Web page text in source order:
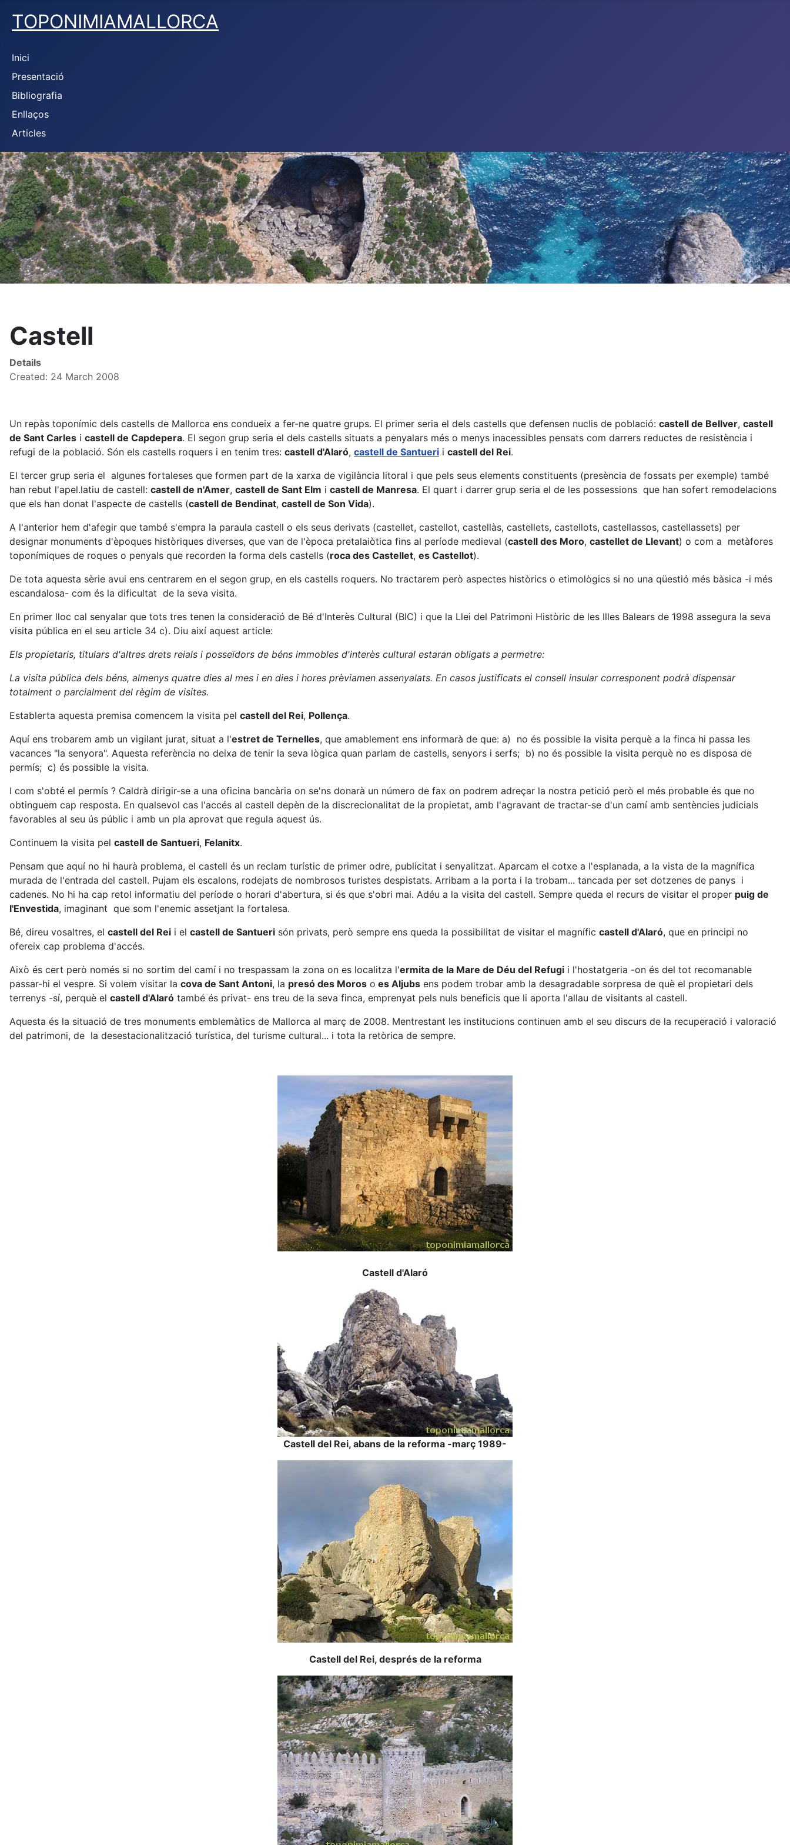
TOPONIMIAMALLORCA
Inici
Presentació
Bibliografia
Enllaços
Articles
Castell
Details
Created: 24 March 2008
Un repàs toponímic dels castells de Mallorca ens condueix a fer-ne quatre grups. El primer seria el dels castells que defensen nuclis de població: castell de Bellver, castell
de Sant Carles i castell de Capdepera. El segon grup seria el dels castells situats a penyalars més o menys inacessibles pensats com darrers reductes de resistència i
refugi de la població. Són els castells roquers i en tenim tres: castell d'Alaró, castell de Santueri i castell del Rei.
El tercer grup seria el algunes fortaleses que formen part de la xarxa de vigilància litoral i que pels seus elements constituents (presència de fossats per exemple) també
han rebut l'apel.latiu de castell: castell de n'Amer, castell de Sant Elm i castell de Manresa. El quart i darrer grup seria el de les possessions que han sofert remodelacions
que els han donat l'aspecte de castells (castell de Bendinat, castell de Son Vida).
A l'anterior hem d'afegir que també s'empra la paraula castell o els seus derivats (castellet, castellot, castellàs, castellets, castellots, castellassos, castellassets) per
designar monuments d'èpoques històriques diverses, que van de l'època pretalaiòtica fins al període medieval (castell des Moro, castellet de Llevant) o com a metàfores
toponímiques de roques o penyals que recorden la forma dels castells (roca des Castellet, es Castellot).
De tota aquesta sèrie avui ens centrarem en el segon grup, en els castells roquers. No tractarem però aspectes històrics o etimològics si no una qüestió més bàsica -i més
escandalosa- com és la dificultat de la seva visita.
En primer lloc cal senyalar que tots tres tenen la consideració de Bé d'Interès Cultural (BIC) i que la Llei del Patrimoni Històric de les Illes Balears de 1998 assegura la seva
visita pública en el seu article 34 c). Diu així aquest article:
Els propietaris, titulars d'altres drets reials i posseïdors de béns immobles d'interès cultural estaran obligats a permetre:
La visita pública dels béns, almenys quatre dies al mes i en dies i hores prèviamen assenyalats. En casos justificats el consell insular corresponent podrà dispensar
totalment o parcialment del règim de visites.
Establerta aquesta premisa comencem la visita pel castell del Rei, Pollença.
Aquí ens trobarem amb un vigilant jurat, situat a l'estret de Ternelles, que amablement ens informarà de que: a) no és possible la visita perquè a la finca hi passa les
vacances "la senyora". Aquesta referència no deixa de tenir la seva lògica quan parlam de castells, senyors i serfs; b) no és possible la visita perquè no es disposa de
permís; c) és possible la visita.
I com s'obté el permís ? Caldrà dirigir-se a una oficina bancària on se'ns donarà un número de fax on podrem adreçar la nostra petició però el més probable és que no
obtinguem cap resposta. En qualsevol cas l'accés al castell depèn de la discrecionalitat de la propietat, amb l'agravant de tractar-se d'un camí amb sentències judicials
favorables al seu ús públic i amb un pla aprovat que regula aquest ús.
Continuem la visita pel castell de Santueri, Felanitx.
Pensam que aquí no hi haurà problema, el castell és un reclam turístic de primer odre, publicitat i senyalitzat. Aparcam el cotxe a l'esplanada, a la vista de la magnífica
murada de l'entrada del castell. Pujam els escalons, rodejats de nombrosos turistes despistats. Arribam a la porta i la trobam... tancada per set dotzenes de panys i
cadenes. No hi ha cap retol informatiu del període o horari d'abertura, si és que s'obri mai. Adéu a la visita del castell. Sempre queda el recurs de visitar el proper puig de
l'Envestida, imaginant que som l'enemic assetjant la fortalesa.
Bé, direu vosaltres, el castell del Rei i el castell de Santueri són privats, però sempre ens queda la possibilitat de visitar el magnífic castell d'Alaró, que en principi no
ofereix cap problema d'accés.
Això és cert però només si no sortim del camí i no trespassam la zona on es localitza l'ermita de la Mare de Déu del Refugi i l'hostatgeria -on és del tot recomanable
passar-hi el vespre. Si volem visitar la cova de Sant Antoni, la presó des Moros o es Aljubs ens podem trobar amb la desagradable sorpresa de què el propietari dels
terrenys -sí, perquè el castell d'Alaró també és privat- ens treu de la seva finca, emprenyat pels nuls beneficis que li aporta l'allau de visitants al castell.
Aquesta és la situació de tres monuments emblemàtics de Mallorca al març de 2008. Mentrestant les institucions continuen amb el seu discurs de la recuperació i valoració
del patrimoni, de la desestacionalització turística, del turisme cultural... i tota la retòrica de sempre.
Castell d'Alaró
Castell del Rei, abans de la reforma -març 1989-
Castell del Rei, després de la reforma